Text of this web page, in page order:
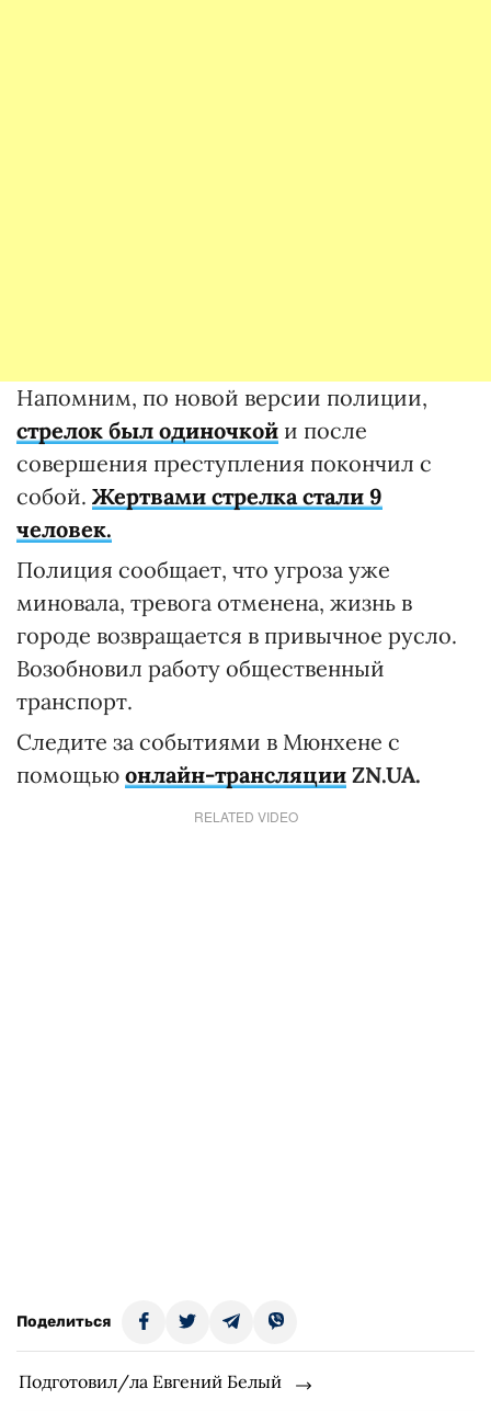
Напомним, по новой версии полиции,
стрелок был одиночкой и после
совершения преступления покончил с
собой. Жертвами стрелка стали 9
человек.
Полиция сообщает, что угроза уже
миновала, тревога отменена, жизнь в
городе возвращается в привычное русло.
Возобновил работу общественный
транспорт.
Следите за событиями в Мюнхене с
помощью онлайн-трансляции ZN.UA.
RELATED VIDEO
Поделиться
Подготовил/ла Евгений Белый